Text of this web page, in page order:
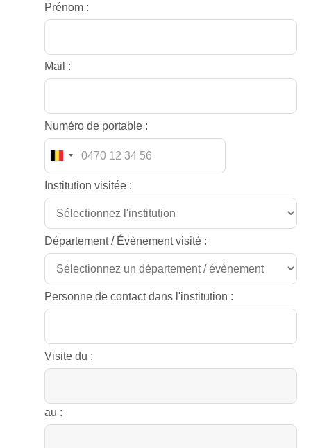
Prénom :
Mail :
Numéro de portable :
Institution visitée :
Département / Évènement visité :
Personne de contact dans l'institution :
Visite du :
au :